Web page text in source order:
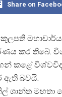
Share on
කර තිබේ.
කළේ
ඇති බවයි.
ශාන්ත